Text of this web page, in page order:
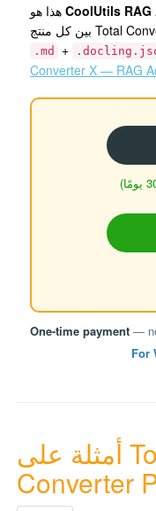
هذا هوCoolUtils
.md +
Converter X — RAG
One-time payment —
For
أمثلة على Total Outlook
Converter